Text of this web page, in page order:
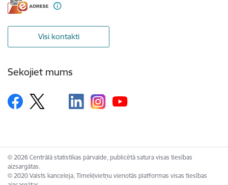
Visi kontakti
Sekojiet mums
© 2026 Centrālā statistikas pārvalde, publicētā satura visas tiesības
aizsargātas.
© 2020 Valsts kanceleja, Tīmekļvietņu vienotās platformas visas tiesības